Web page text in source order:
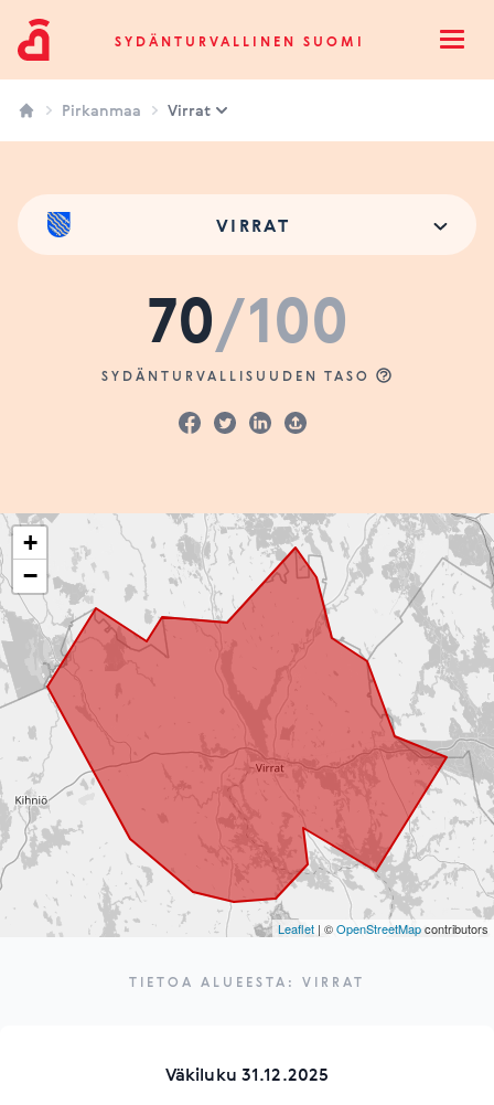
Sydänturvallinen SuomiSYDÄNTURVALLINEN SUOMI
Pirkanmaa Virrat
VIRRAT
70/100
SYDÄNTURVALLISUUDEN TASO
+
−
Leaflet | ©OpenStreetMapcontributors
TIETOA ALUEESTA: VIRRAT
Väkiluku 31.12.2025